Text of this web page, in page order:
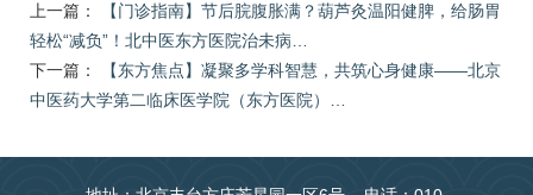
上一篇：
【门诊指南】节后脘腹胀满？葫芦灸温阳健脾，给肠胃
轻松“减负”！北中医东方医院治未病…
下一篇：
【东方焦点】凝聚多学科智慧，共筑心身健康——北京
中医药大学第二临床医学院（东方医院）…